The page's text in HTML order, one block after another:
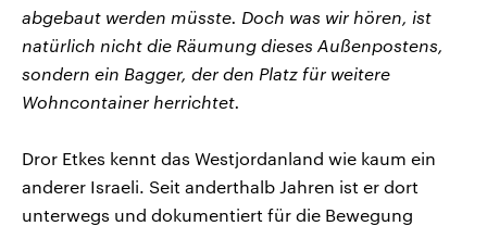
abgebaut werden müsste. Doch was wir hören, ist
natürlich nicht die Räumung dieses Außenpostens,
sondern ein Bagger, der den Platz für weitere
Wohncontainer herrichtet.
Dror Etkes kennt das Westjordanland wie kaum ein
anderer Israeli. Seit anderthalb Jahren ist er dort
unterwegs und dokumentiert für die Bewegung